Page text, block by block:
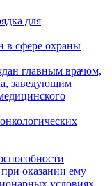
для
в сфере охраны
главным врачом,
заведующим
оказании ему
условиях